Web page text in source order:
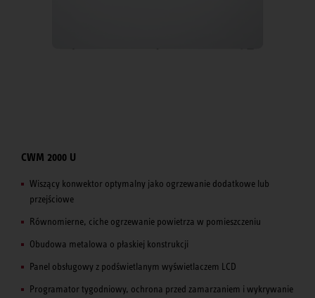
CWM 2000 U
Wiszący konwektor optymalny jako ogrzewanie dodatkowe lub
przejściowe
Równomierne, ciche ogrzewanie powietrza w pomieszczeniu
Obudowa metalowa o płaskiej konstrukcji
Panel obsługowy z podświetlanym wyświetlaczem LCD
Programator tygodniowy, ochrona przed zamarzaniem i wykrywanie